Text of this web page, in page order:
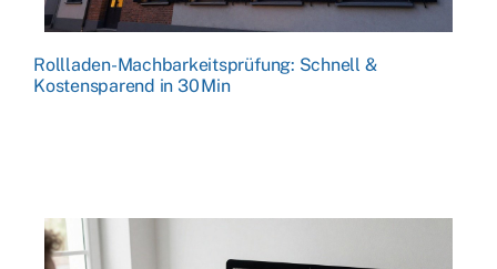
Rollladen-Machbarkeitsprüfung: Schnell &
Kostensparend in 30 Min